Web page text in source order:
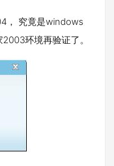
， 究竟是windows
环境再验证了。